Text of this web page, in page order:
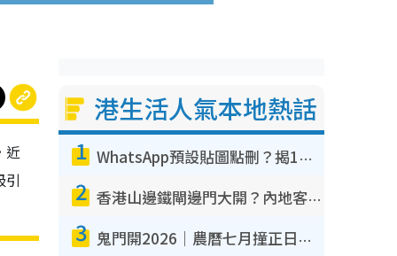
近
引
港生活人氣本地熱話
1 WhatsApp預設貼圖點刪？揭1招「反向操作」還原簡潔介面 附3步實測教學
2 香港山邊鐵閘邊門大開？內地客困惑意義何在！網民神回覆：呢種叫法理性防禦
3 鬼門開2026｜農曆七月撞正日全食特別邪？專家警告切忌做一事！揭4大禁忌+2招保平安